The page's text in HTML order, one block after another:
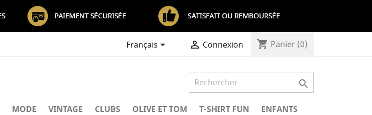
Français  Connexion shopping_cart Panier (0)

MODE VINTAGE CLUBS OLIVE ET TOM T-SHIRT FUN ENFANTS